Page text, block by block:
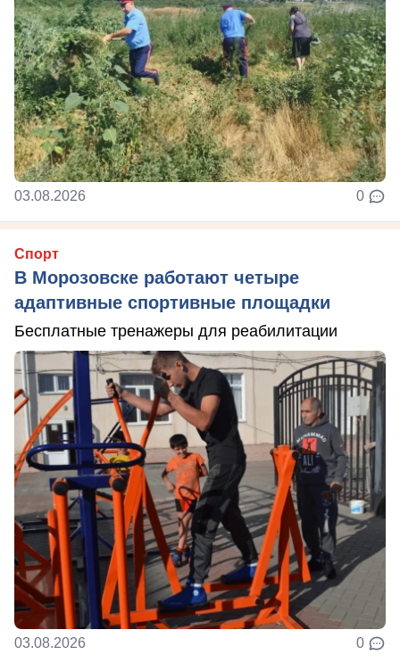
03.08.2026 0
Спорт
В Морозовске работают четыре
адаптивные спортивные площадки
Бесплатные тренажеры для реабилитации
03.08.2026 0